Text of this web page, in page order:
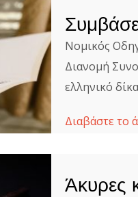
Νομικός
Διανομή
ελληνικό
Διαβάστε το
Άκυρες